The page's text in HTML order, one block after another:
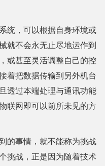
统，可以根据自身环境或
就不会永无止尽地运作到
或甚至灵活调整自己的控
着把数据传输到另外机台
透过本端处理与通讯功能
联网即可以前所未见的方
的事情，就不能称为挑战
挑战，正是因为随着技术